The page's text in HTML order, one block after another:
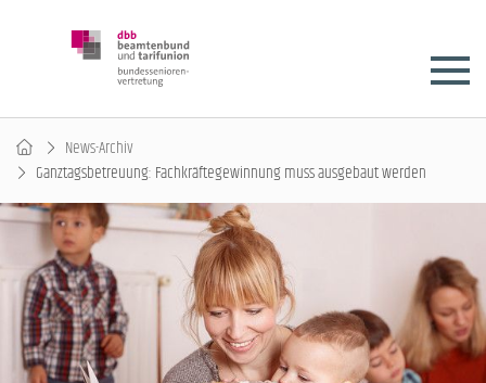
News-Archiv
Ganztagsbetreuung: Fachkräftegewinnung muss ausgebaut werden